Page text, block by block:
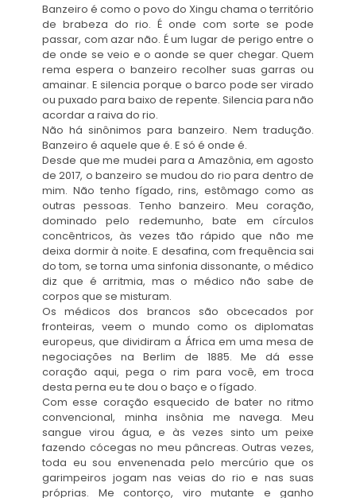
Banzeiro é como o povo do Xingu chama o território
de brabeza do rio. É onde com sorte se pode
passar, com azar não. É um lugar de perigo entre o
de onde se veio e o aonde se quer chegar. Quem
rema espera o banzeiro recolher suas garras ou
amainar. E silencia porque o barco pode ser virado
ou puxado para baixo de repente. Silencia para não
acordar a raiva do rio.
Não há sinônimos para banzeiro. Nem tradução.
Banzeiro é aquele que é. E só é onde é.
Desde que me mudei para a Amazônia, em agosto
de 2017, o banzeiro se mudou do rio para dentro de
mim. Não tenho fígado, rins, estômago como as
outras pessoas. Tenho banzeiro. Meu coração,
dominado pelo redemunho, bate em círculos
concêntricos, às vezes tão rápido que não me
deixa dormir à noite. E desafina, com frequência sai
do tom, se torna uma sinfonia dissonante, o médico
diz que é arritmia, mas o médico não sabe de
corpos que se misturam.
Os médicos dos brancos são obcecados por
fronteiras, veem o mundo como os diplomatas
europeus, que dividiram a África em uma mesa de
negociações na Berlim de 1885. Me dá esse
coração aqui, pega o rim para você, em troca
desta perna eu te dou o baço e o fígado.
Com esse coração esquecido de bater no ritmo
convencional, minha insônia me navega. Meu
sangue virou água, e às vezes sinto um peixe
fazendo cócegas no meu pâncreas. Outras vezes,
toda eu sou envenenada pelo mercúrio que os
garimpeiros jogam nas veias do rio e nas suas
próprias. Me contorço, viro mutante e ganho